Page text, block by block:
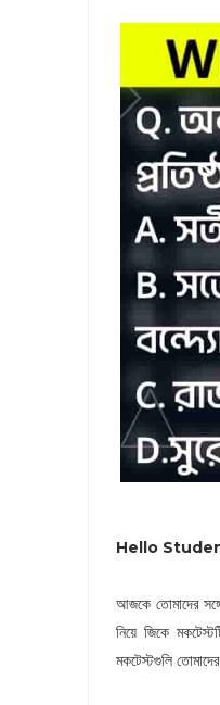
Hello
আজকে তোমাদের
নিয়ে জিকে
মকটেস্টগুলি